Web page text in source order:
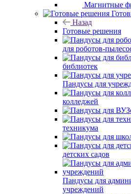
Магнитные
Назад
Готовые решения
для роботов-
библиотек
Пандусы для
колледжей
техникума
детских садов
Пандусы для
учреждений